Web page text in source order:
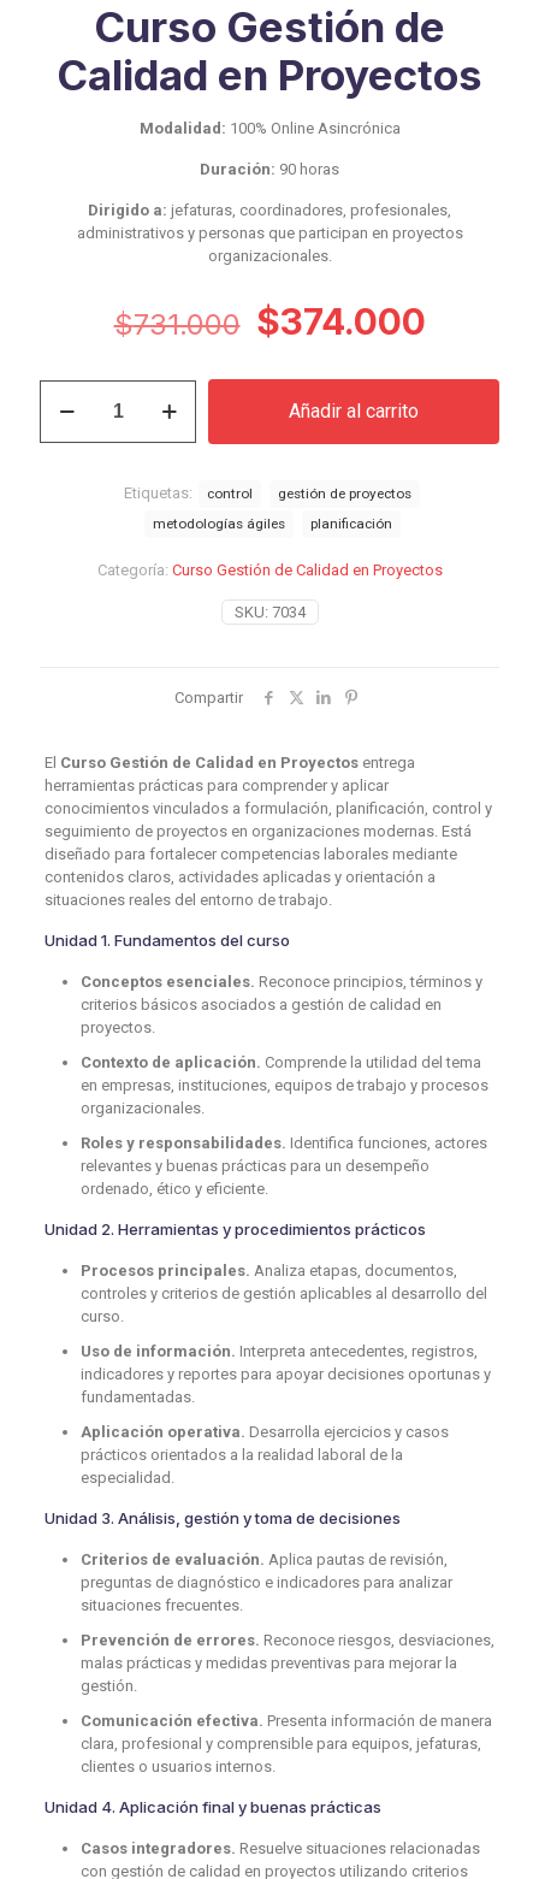
Curso Gestión de
Calidad en Proyectos
Modalidad: 100% Online Asincrónica
Duración: 90 horas
Dirigido a: jefaturas, coordinadores, profesionales,
administrativos y personas que participan en proyectos
organizacionales.
$731.000 El
original
era:
$374.000El
actual
Gestión
Añadir al carrito
SKU: 7034
Categoría: Curso Gestión de Calidad en Proyectos
Etiquetas: control
gestión de proyectos
metodologías ágiles
planificación
Compartir
El Curso Gestión de Calidad en Proyectosentrega
herramientas prácticas para comprender y aplicar
conocimientos vinculados a formulación, planificación, control y
seguimiento de proyectos en organizaciones modernas. Está
diseñado para fortalecer competencias laborales mediante
contenidos claros, actividades aplicadas y orientación a
situaciones reales del entorno de trabajo.
Unidad 1. Fundamentos del curso
Conceptos esenciales. Reconoce principios, términos y
criterios básicos asociados a gestión de calidad en
proyectos.
Contexto de aplicación. Comprende la utilidad del tema
en empresas, instituciones, equipos de trabajo y procesos
organizacionales.
Roles y responsabilidades. Identifica funciones, actores
relevantes y buenas prácticas para un desempeño
ordenado, ético y eficiente.
Unidad 2. Herramientas y procedimientos prácticos
Procesos principales. Analiza etapas, documentos,
controles y criterios de gestión aplicables al desarrollo del
curso.
Uso de información. Interpreta antecedentes, registros,
indicadores y reportes para apoyar decisiones oportunas y
fundamentadas.
Aplicación operativa. Desarrolla ejercicios y casos
prácticos orientados a la realidad laboral de la
especialidad.
Unidad 3. Análisis, gestión y toma de decisiones
Criterios de evaluación. Aplica pautas de revisión,
preguntas de diagnóstico e indicadores para analizar
situaciones frecuentes.
Prevención de errores. Reconoce riesgos, desviaciones,
malas prácticas y medidas preventivas para mejorar la
gestión.
Comunicación efectiva. Presenta información de manera
clara, profesional y comprensible para equipos, jefaturas,
clientes o usuarios internos.
Unidad 4. Aplicación final y buenas prácticas
Casos integradores. Resuelve situaciones relacionadas
con gestión de calidad en proyectos utilizando criterios